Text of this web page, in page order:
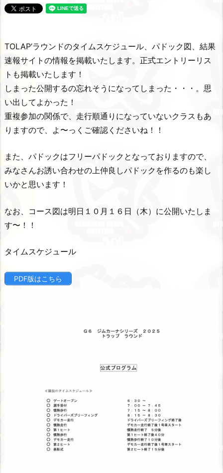
TOLAP’ラウンドのタイムスケジュール、パドック図、結果
速報サイトの情報を掲載いたします。正式エントリーリス
トも掲載いたします！
しまった公開するの忘れそうになってしまった・・・。思
い出してよかった！
重複参加の関係で、走行順通りになっていないクラスもあ
りますので、よ〜っくご確認くださいね！！
また、パドックはフリーパドックとなっておりますので、
みなさんお誘い合わせの上仲良しパドックを作るのも楽し
いかと思います！
なお、コース図は明日１０月１６日（木）に公開いたしま
す〜！！
タイムスケジュール
PDF版はこちら